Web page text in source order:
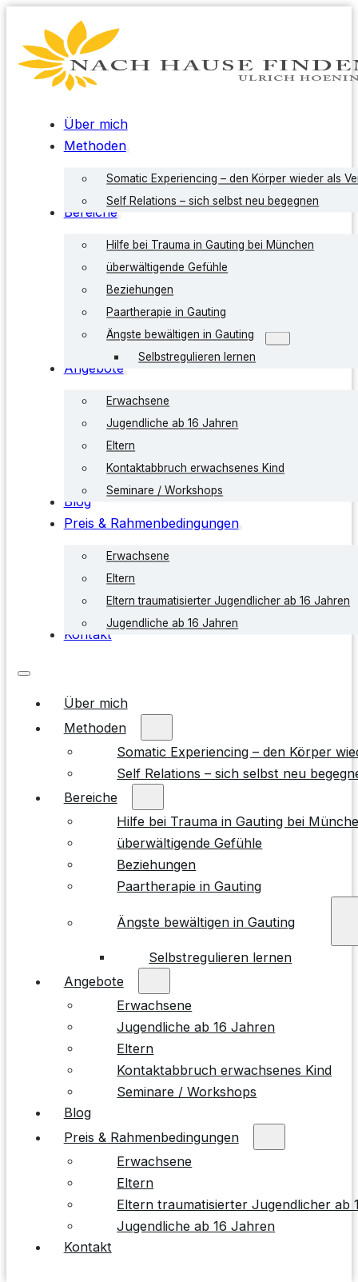
Über mich
Methoden
Somatic Experiencing – den Körper wieder als
Self Relations – sich selbst neu begegnen
Bereiche
Hilfe bei Trauma in Gauting bei München
überwältigende Gefühle
Beziehungen
Paartherapie in Gauting
Ängste bewältigen in Gauting
Selbstregulieren lernen
Angebote
Erwachsene
Jugendliche ab 16 Jahren
Eltern
Kontaktabbruch erwachsenes Kind
Seminare / Workshops
Blog
Preis & Rahmenbedingungen
Erwachsene
Eltern
Eltern traumatisierter Jugendlicher ab 16 Jahren
Jugendliche ab 16 Jahren
Kontakt
Über mich
Methoden
Somatic Experiencing – den Körper
Self Relations – sich selbst neu
Bereiche
Hilfe bei Trauma in Gauting bei
überwältigende Gefühle
Beziehungen
Paartherapie in Gauting
Ängste bewältigen in Gauting
Selbstregulieren lernen
Angebote
Erwachsene
Jugendliche ab 16 Jahren
Eltern
Kontaktabbruch erwachsenes Kind
Seminare / Workshops
Blog
Preis & Rahmenbedingungen
Erwachsene
Eltern
Eltern traumatisierter Jugendlicher ab
Jugendliche ab 16 Jahren
Kontakt